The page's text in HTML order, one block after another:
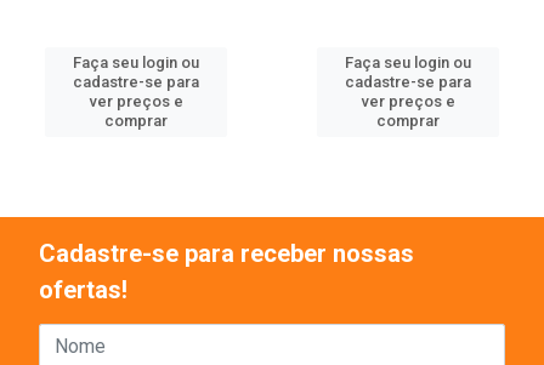
Faça seu login ou
cadastre-se para
ver preços e
comprar
Faça seu login ou
cadastre-se para
ver preços e
comprar
Cadastre-se para receber nossas
ofertas!